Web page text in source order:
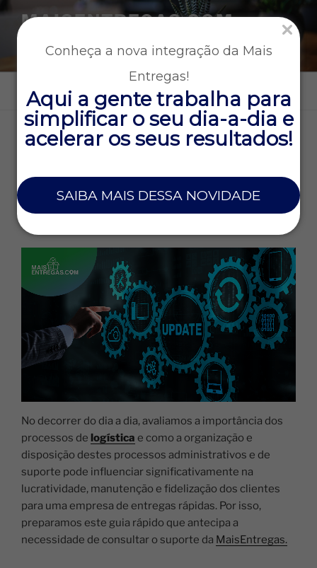
Conheça a nova integração da Mais
Entregas!
Aqui a gente trabalha para
simplificar o seu dia-a-dia e
acelerar os seus resultados!
SAIBA MAIS DESSA NOVIDADE
MAISENTREGAS.COM
rápidas
Menu
DIA:20 DE AGOSTO DE 2021
20 DE AGOSTO DE 2021
Guia rápido: O que fazer antes de acionar
o suporte da Mais Entregas
No decorrer do dia a dia, avaliamos a importância dos
processos de logística e como a organização e
disposição destes processos administrativos e de
suporte pode influenciar significativamente na
lucratividade, manutenção e fidelização dos clientes
para uma empresa de entregas rápidas. Por isso,
preparamos este guia rápido que antecipa a
necessidade de consultar o suporte da MaisEntregas.